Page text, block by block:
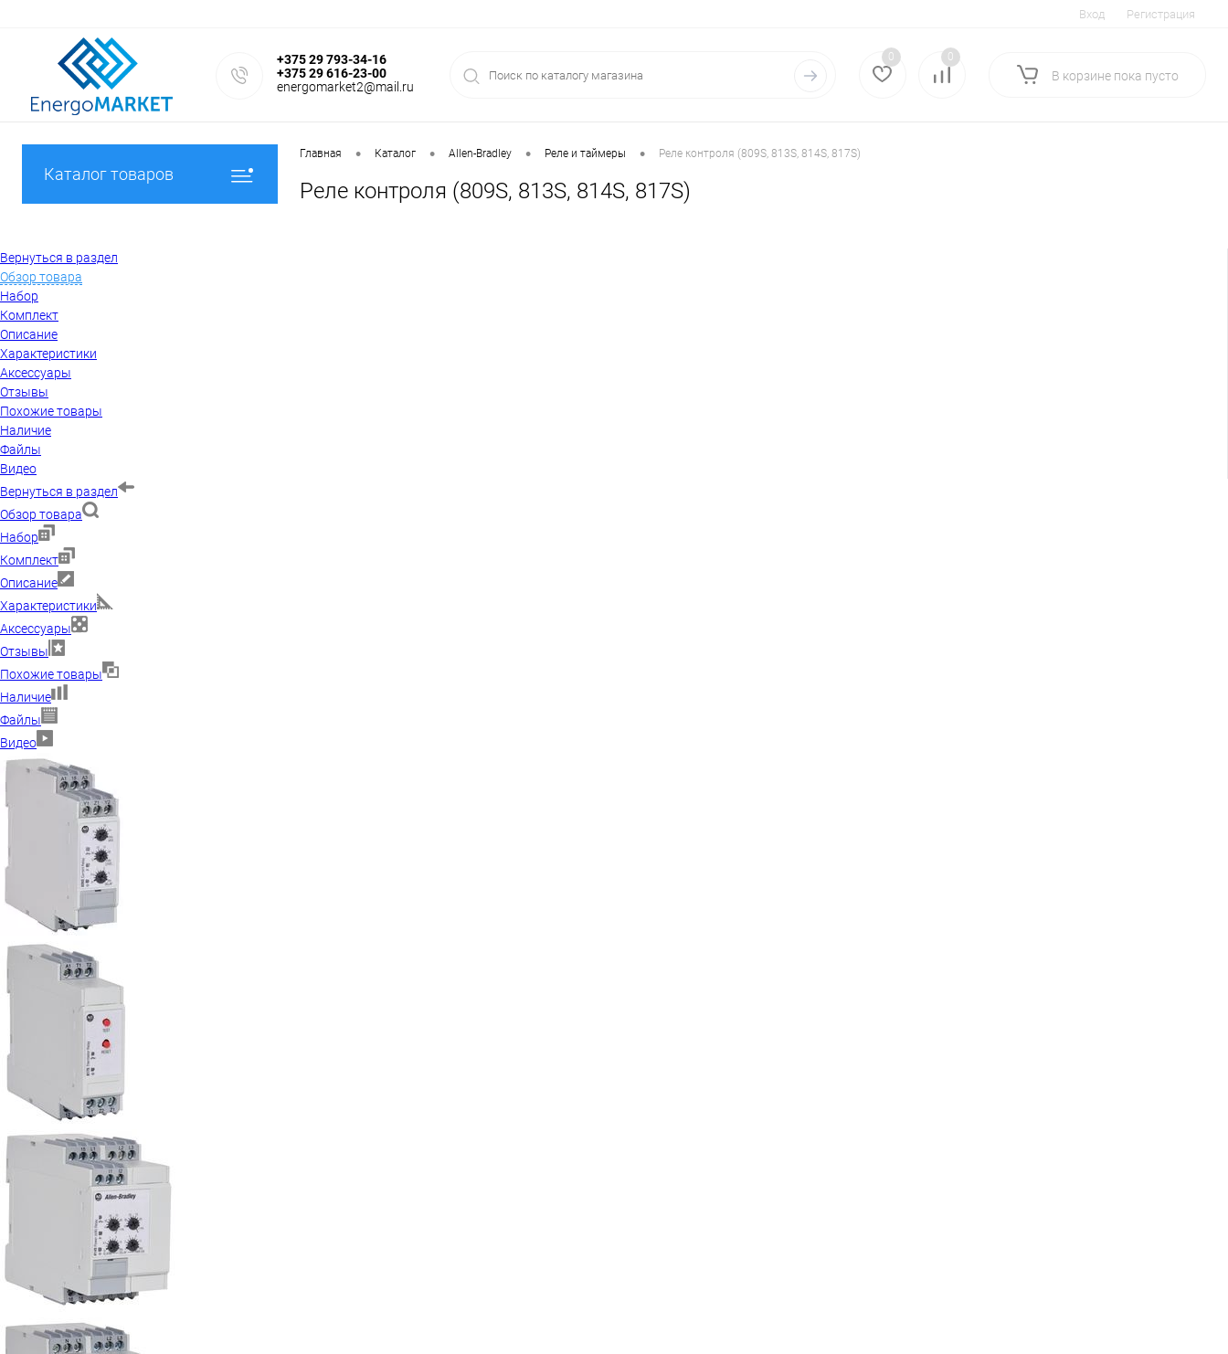
Вход Регистрация
+375 29 793-34-16
+375 29 616-23-00
energomarket2@mail.ru
0 0
В корзине пока пусто
Каталог товаров
Главная • Каталог • Allen-Bradley • Реле и таймеры • Реле контроля (809S, 813S, 814S, 817S)
Реле контроля (809S, 813S, 814S, 817S)
Вернуться в раздел
Обзор товара
Набор
Комплект
Описание
Характеристики
Аксессуары
Отзывы
Похожие товары
Наличие
Файлы
Видео
Вернуться в раздел
Обзор товара
Набор
Комплект
Описание
Характеристики
Аксессуары
Отзывы
Похожие товары
Наличие
Файлы
Видео